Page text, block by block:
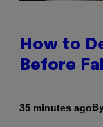
How to
Before
35 minutes ago